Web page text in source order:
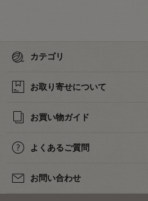
カテゴリ
お取り寄せについて
お買い物ガイド
よくあるご質問
お問い合わせ